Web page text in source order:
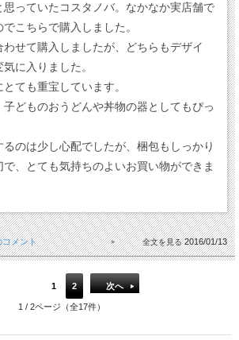
思っていたコスタノバ。なかなか実店舗で
こちらで購入しました。
わせて購入しましたが、どちらもデザイ
に入りました。
ても重宝しています。
子どものおうどんや丼物の器としてもぴっ
のは少し心配でしたが、梱包もしっかり
で、とても気持ちのよいお買い物ができま
コメント 2016/01/13
1 2 次へ
1 / 2ページ（全17件）